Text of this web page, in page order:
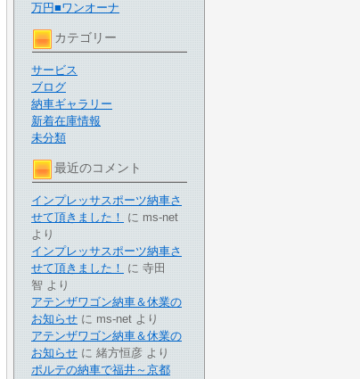
万円■ワンオーナ
カテゴリー
サービス
ブログ
納車ギャラリー
新着在庫情報
未分類
最近のコメント
インプレッサスポーツ納車さ
せて頂きました！
に ms-net
より
インプレッサスポーツ納車さ
せて頂きました！
に 寺田
智 より
アテンザワゴン納車＆休業の
お知らせ に ms-net より
アテンザワゴン納車＆休業の
お知らせ に 緒方恒彦 より
ポルテの納車で福井～京都